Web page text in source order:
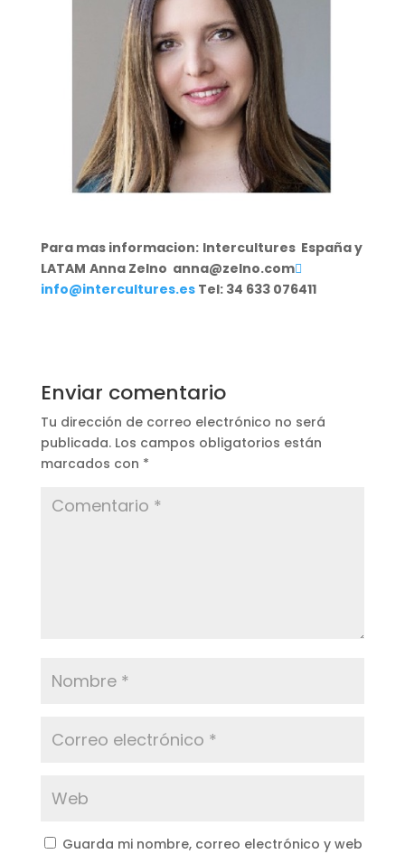
Para mas informacion: Intercultures España y
LATAM Anna Zelno anna@zelno.com
info@intercultures.esTel: 34 633 076411
Enviar comentario
Tu dirección de correo electrónico no será
publicada. Los campos obligatorios están
marcados con *
Guarda mi nombre, correo electrónico y web